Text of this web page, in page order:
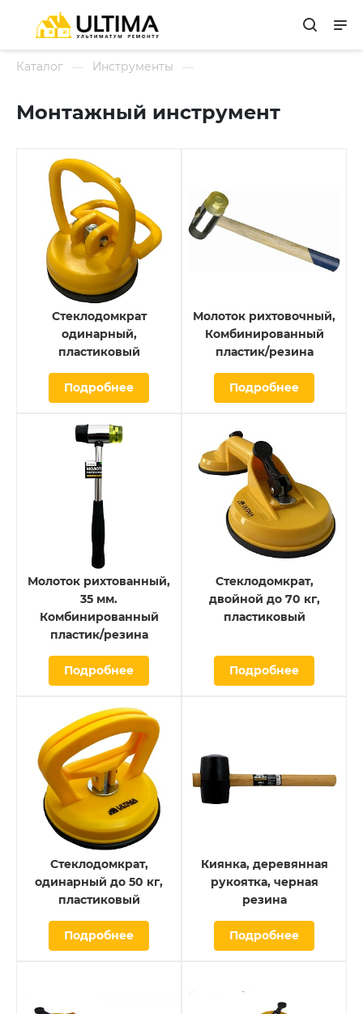
Каталог Инструменты
Монтажный инструмент
Стеклодомкрат
одинарный,
пластиковый
Подробнее
Молоток рихтовочный,
Комбинированный
пластик/резина
Подробнее
Молоток рихтованный,
35 мм.
Комбинированный
пластик/резина
Подробнее
Стеклодомкрат,
двойной до 70 кг,
пластиковый
Подробнее
Стеклодомкрат,
одинарный до 50 кг,
пластиковый
Подробнее
Киянка, деревянная
рукоятка, черная
резина
Подробнее